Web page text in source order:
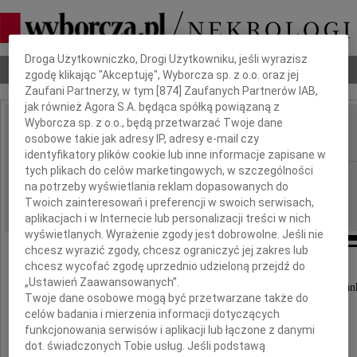
Nekrologi Odeszli Poradnik pogrzebowy
IMIĘ I NAZWISKO: Teresa Gajewska
REGION: Częstochowa
DATA EMISJI: 04.07.2014
Z głębokim żalem zawiadamiamy,
że w dniu 1 lipca 2014 roku zmarła nasza
Teresa Gajewska
Dbamy o Twoją prywatność
Droga Użytkowniczko, Drogi Użytkowniku, jeśli wyrazisz
zgodę klikając "Akceptuję", Wyborcza sp. z o.o. oraz jej
Zaufani Partnerzy, w tym [874 ] Zaufanych Partnerów IAB,
jak również Agora S.A. będąca spółką powiązaną z
Wyborcza sp. z o.o., będą przetwarzać Twoje dane
osobowe takie jak adresy IP, adresy e-mail czy
identyfikatory plików cookie lub inne informacje zapisane w
tych plikach do celów marketingowych, w szczególności
na potrzeby wyświetlania reklam dopasowanych do
Twoich zainteresowań i preferencji w swoich serwisach,
aplikacjach i w Internecie lub personalizacji treści w nich
wyświetlanych. Wyrażenie zgody jest dobrowolne. Jeśli nie
chcesz wyrazić zgody, chcesz ograniczyć jej zakres lub
chcesz wycofać zgodę uprzednio udzieloną przejdź do
„Ustawień Zaawansowanych”.
Twoje dane osobowe mogą być przetwarzane także do
celów badania i mierzenia informacji dotyczących
funkcjonowania serwisów i aplikacji lub łączone z danymi
dot. świadczonych Tobie usług. Jeśli podstawą